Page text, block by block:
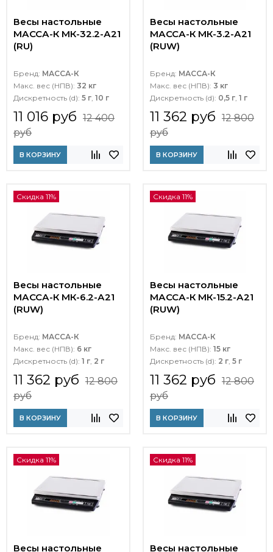
Весы настольные
МАССА-К МК-32.2-А21
(RU)
Бренд: МАССА-К
Макс. вес (НПВ): 32 кг
Дискретность (d): 5 г, 10 г
11 016 руб 12 400
руб
В КОРЗИНУ
Весы настольные
МАССА-К МК-3.2-А21
(RUW)
Бренд: МАССА-К
Макс. вес (НПВ): 3 кг
Дискретность (d): 0,5 г, 1 г
11 362 руб 12 800
руб
В КОРЗИНУ
Скидка 11%
Весы настольные
МАССА-К МК-6.2-А21
(RUW)
Бренд: МАССА-К
Макс. вес (НПВ): 6 кг
Дискретность (d): 1 г, 2 г
11 362 руб 12 800
руб
В КОРЗИНУ
Скидка 11%
Весы настольные
МАССА-К МК-15.2-А21
(RUW)
Бренд: МАССА-К
Макс. вес (НПВ): 15 кг
Дискретность (d): 2 г, 5 г
11 362 руб 12 800
руб
В КОРЗИНУ
Скидка 11%
Весы настольные
Скидка 11%
Весы настольные